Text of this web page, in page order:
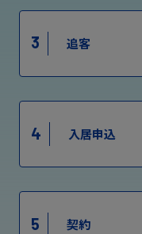
3 追客
4 入居申込
5 契約